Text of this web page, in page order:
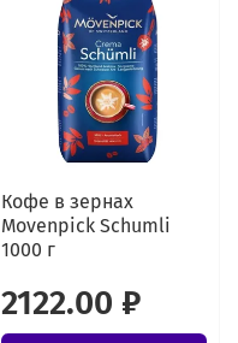
Кофе в зернах
Movenpick Schumli
1000 г
2122.00 ₽